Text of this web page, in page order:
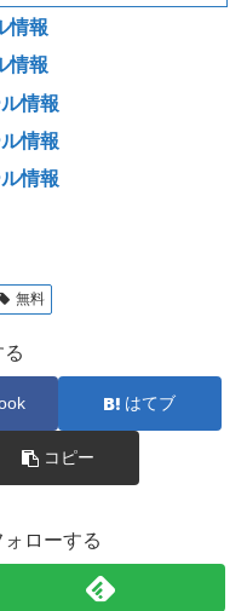
情報
情報
情報
情報
情報
無料
る
はてブ
コピー
ローする